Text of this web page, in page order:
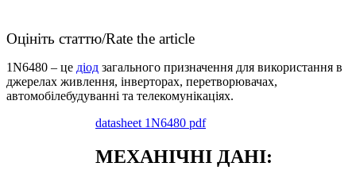
Оцініть статтю/Rate the article
1N6480 – це діод загального призначення для використання в
джерелах живлення, інверторах, перетворювачах,
автомобілебудуванні та телекомунікаціях.
datasheet 1N6480 pdf
МЕХАНІЧНІ ДАНІ: